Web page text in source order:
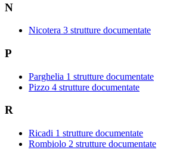
N
Nicotera 3 strutture documentate
P
Parghelia 1 strutture documentate
Pizzo 4 strutture documentate
R
Ricadi 1 strutture documentate
Rombiolo 2 strutture documentate